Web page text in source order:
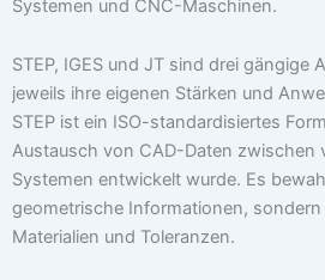
Systemen und CNC-Maschinen.
STEP, IGES und JT sind drei gängige
jeweils ihre eigenen Stärken und
STEP ist ein ISO-standardisiertes
Austausch von CAD-Daten zwischen
Systemen entwickelt wurde. Es
geometrische Informationen,
Materialien und Toleranzen.